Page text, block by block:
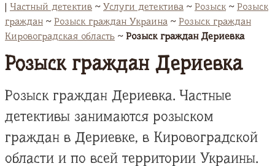
| Частный детектив ~ Услуги детектива ~ Розыск~ Розыск
граждан ~ Розыск граждан Украина ~ Розыск граждан
Кировоградская область ~ Розыск граждан Дериевка
Розыск граждан Дериевка
Розыск граждан Дериевка. Частные
детективы занимаются розыском
граждан в Дериевке, в Кировоградской
области и по всей территории Украины.